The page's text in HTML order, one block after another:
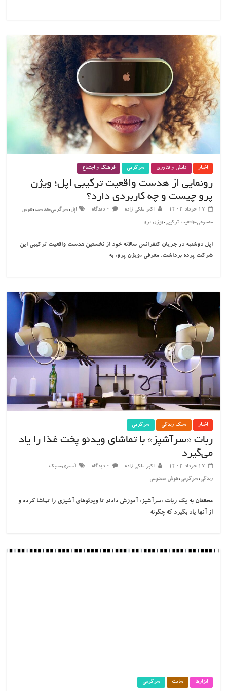
اخبار دانش و فناوری سرگرمی فرهنگ و اجتماع
رونمایی از هدست واقعیت ترکیبی اپل؛ ویژن
پرو چیست و چه کاربردی دارد؟
۱۷ خرداد ۱۴۰۲ اکبر ملکی زاده ۰ دیدگاه اپل،سرگرمی،هدست،هوش
مصنوعی،واقعیت ترکیبی،ویژن پرو
اپل دوشنبه در جریان کنفرانس سالانه خود از نخستین هدست واقعیت ترکیبی این
شرکت پرده برداشت. معرفی «ويژن پرو» به
اخبار سبک زندگی سرگرمی
ربات «سرآشپز» با تماشای ویدئو پخت غذا را یاد
می‌گیرد
۱۷ خرداد ۱۴۰۲ اکبر ملکی زاده ۰ دیدگاه آشپزی،سبک
زندگی،سرگرمی،هوش مصنوعی
محققان به یک ربات «سرآشپز» آموزش دادند تا ویدئوهای آشپزی را تماشا کرده و
از آنها یاد بگیرد که چگونه
ابزارها سایت سرگرمی